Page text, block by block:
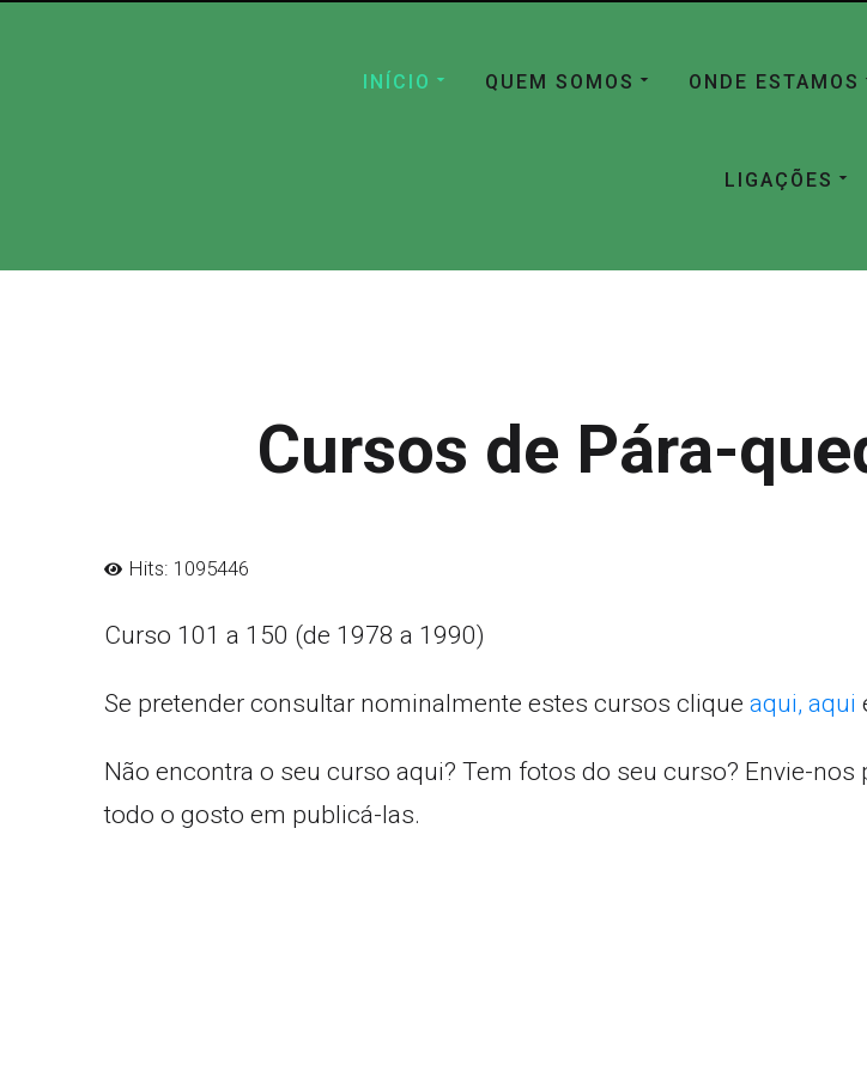
INÍCIO QUEM SOMOS ONDE ESTAMOS
LIGAÇÕES
Cursos de Pára-
Hits: 1095446
Curso 101 a 150 (de 1978 a 1990)
Se pretender consultar nominalmente estes cursos clique aqui, aqui
Não encontra o seu curso aqui? Tem fotos do seu curso? Envie-nos
todo o gosto em publicá-las.